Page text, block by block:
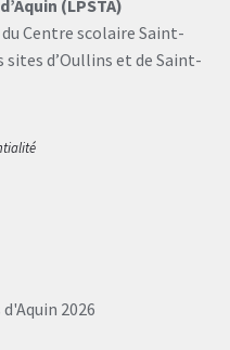
(LPSTA)
Centre scolaire Saint-
sites d’Oullins et de Saint-
2026